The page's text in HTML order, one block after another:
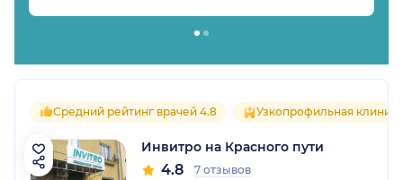
Средний рейтинг врачей 4.8 Узкопрофильная клиника
Инвитро на Красного пути
4.8 7 отзывов